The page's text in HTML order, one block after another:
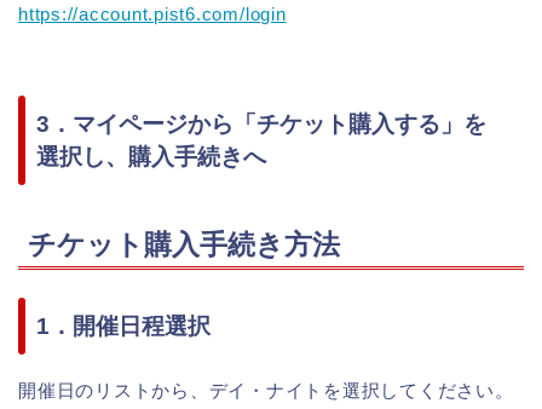
https://account.pist6.com/login
3．マイページから「チケット購入する」を
選択し、購入手続きへ
チケット購入手続き方法
1．開催日程選択
開催日のリストから、デイ・ナイトを選択してください。